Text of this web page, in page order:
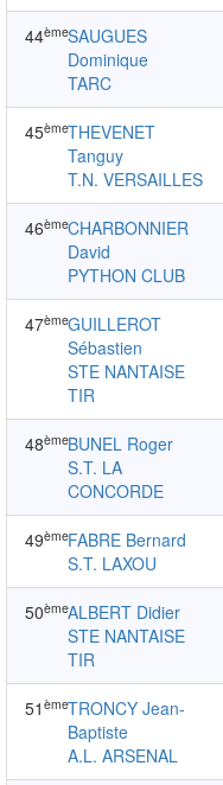
44èmeSAUGUES
Dominique
TARC
45èmeTHEVENET
Tanguy
T.N. VERSAILLES
46èmeCHARBONNIER
David
PYTHON CLUB
47èmeGUILLEROT
Sébastien
STE NANTAISE
TIR
48èmeBUNEL Roger
S.T. LA
CONCORDE
49èmeFABRE Bernard
S.T. LAXOU
50èmeALBERT Didier
STE NANTAISE
TIR
51 èmeTRONCY Jean-
Baptiste
A.L. ARSENAL